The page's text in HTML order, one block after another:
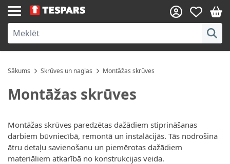
Skip to Content
Sākums Skrūves un naglas Montāžas skrūves
Montāžas skrūves
Montāžas skrūves paredzētas dažādiem stiprināšanas
darbiem būvniecībā, remontā un instalācijās. Tās nodrošina
ātru detaļu savienošanu un piemērotas dažādiem
materiāliem atkarībā no konstrukcijas veida.